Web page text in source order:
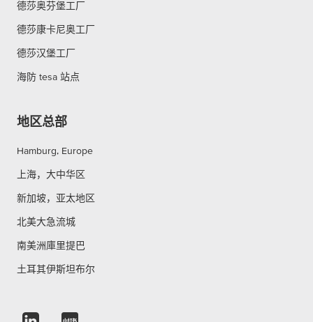
德莎奥芬堡工厂
德莎康卡尼奥工厂
德莎汉堡工厂
海防 tesa 站点
地区总部
Hamburg, Europe
上海，大中华区
新加坡，亚太地区
北美大急流城
南美洲庫里提巴
土耳其伊斯坦布尔